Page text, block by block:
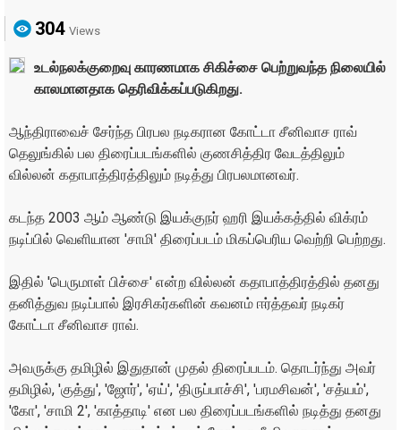
304 Views
உடல்நலக்குறைவு காரணமாக சிகிச்சை பெற்றுவந்த நிலையில்
காலமானதாக தெரிவிக்கப்படுகிறது.
ஆந்திராவைச் சேர்ந்த பிரபல நடிகரான கோட்டா சீனிவாச ராவ்
தெலுங்கில் பல திரைப்படங்களில் குணசித்திர வேடத்திலும்
வில்லன் கதாபாத்திரத்திலும் நடித்து பிரபலமானவர்.
கடந்த 2003 ஆம் ஆண்டு இயக்குநர் ஹரி இயக்கத்தில் விக்ரம்
நடிப்பில் வெளியான 'சாமி' திரைப்படம் மிகப்பெரிய வெற்றி பெற்றது.
இதில் 'பெருமாள் பிச்சை' என்ற வில்லன் கதாபாத்திரத்தில் தனது
தனித்துவ நடிப்பால் இரசிகர்களின் கவனம் ஈர்த்தவர் நடிகர்
கோட்டா சீனிவாச ராவ்.
அவருக்கு தமிழில் இதுதான் முதல் திரைப்படம். தொடர்ந்து அவர்
தமிழில், 'குத்து', 'ஜோர்', 'ஏய்', 'திருப்பாச்சி', 'பரமசிவன்', 'சத்யம்',
'கோ', 'சாமி 2', 'காத்தாடி' என பல திரைப்படங்களில் நடித்து தனது